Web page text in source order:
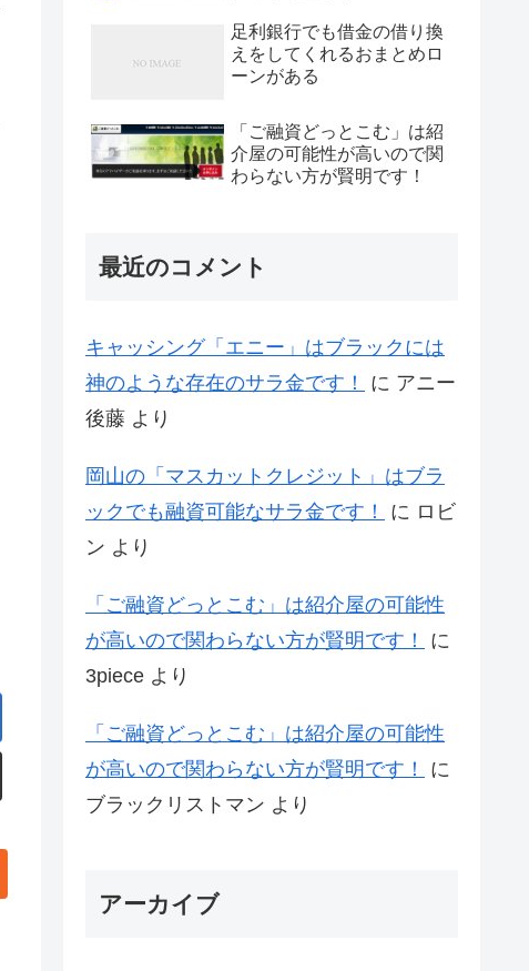
足利銀行でも借金の借り換
えをしてくれるおまとめロ
ーンがある
「ご融資どっとこむ」は紹
介屋の可能性が高いので関
わらない方が賢明です！
最近のコメント
キャッシング「エニー」はブラックには
神のような存在のサラ金です！
に アニー
後藤 より
岡山の「マスカットクレジット」はブラ
ックでも融資可能なサラ金です！
に ロビ
ン より
「ご融資どっとこむ」は紹介屋の可能性
が高いので関わらない方が賢明です！
に
3piece より
「ご融資どっとこむ」は紹介屋の可能性
が高いので関わらない方が賢明です！
に
ブラックリストマン より
アーカイブ